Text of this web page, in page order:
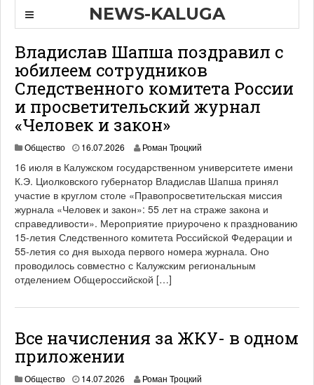
NEWS-KALUGA
Владислав Шапша поздравил с
юбилеем сотрудников
Следственного комитета России
и просветительский журнал
«Человек и закон»
Общество 16.07.2026 Роман Троцкий
16 июля в Калужском государственном университете имени
К.Э. Циолковского губернатор Владислав Шапша принял
участие в круглом столе «Правопросветительская миссия
журнала «Человек и закон»: 55 лет на страже закона и
справедливости». Мероприятие приурочено к празднованию
15-летия Следственного комитета Российской Федерации и
55-летия со дня выхода первого номера журнала. Оно
проводилось совместно с Калужским региональным
отделением Общероссийской […]
Все начисления за ЖКУ- в одном
приложении
Общество 14.07.2026 Роман Троцкий